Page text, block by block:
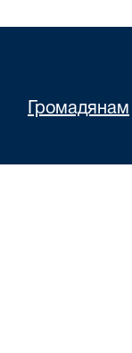
Громадянам